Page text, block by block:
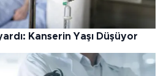
Kanserin Yaşı Düşüyor